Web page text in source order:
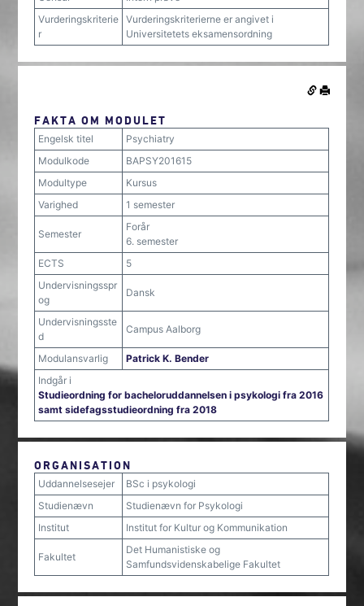
Vurderingskriterie
r
Vurderingskriterierne er angivet i
Universitetets eksamensordning
FAKTA OM MODULET
Engelsk titel
Psychiatry
Modulkode
BAPSY201615
Modultype
Kursus
Varighed
1 semester
Semester
Forår
6. semester
ECTS
5
Undervisningsspr
og
Dansk
Undervisningsste
d
Campus Aalborg
Modulansvarlig
Patrick K. Bender
Indgår i
Studieordning for bacheloruddannelsen i psykologi fra 2016
samt sidefagsstudieordning fra 2018
ORGANISATION
Uddannelsesejer
BSc i psykologi
Studienævn
Studienævn for Psykologi
Institut
Institut for Kultur og Kommunikation
Fakultet
Det Humanistiske og
Samfundsvidenskabelige Fakultet